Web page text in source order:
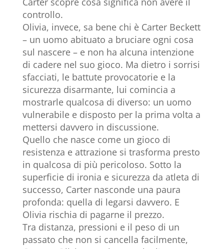
controllo.
Olivia, invece, sa bene chi è Carter Beckett
– un uomo abituato a bruciare ogni cosa
sul nascere – e non ha alcuna intenzione
di cadere nel suo gioco. Ma dietro i sorrisi
sfacciati, le battute provocatorie e la
sicurezza disarmante, lui comincia a
mostrarle qualcosa di diverso: un uomo
vulnerabile e disposto per la prima volta a
mettersi davvero in discussione.
Quello che nasce come un gioco di
resistenza e attrazione si trasforma presto
in qualcosa di più pericoloso. Sotto la
superficie di ironia e sicurezza da atleta di
successo, Carter nasconde una paura
profonda: quella di legarsi davvero. E
Olivia rischia di pagarne il prezzo.
Tra distanza, pressioni e il peso di un
passato che non si cancella facilmente,